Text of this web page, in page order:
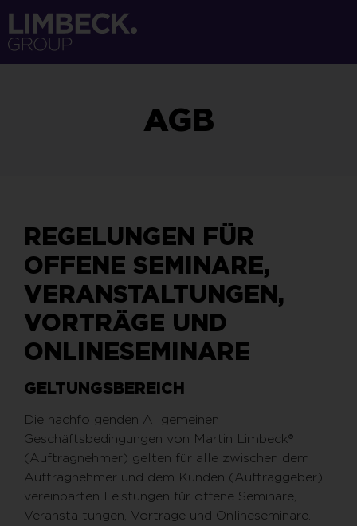
AGB
REGELUNGEN FÜR
OFFENE SEMINARE,
VERANSTALTUNGEN,
VORTRÄGE UND
ONLINESEMINARE
GELTUNGSBEREICH
Die nachfolgenden Allgemeinen
Geschäftsbedingungen von Martin Limbeck®
(Auftragnehmer) gelten für alle zwischen dem
Auftragnehmer und dem Kunden (Auftraggeber)
vereinbarten Leistungen für offene Seminare,
Veranstaltungen, Vorträge und Onlineseminare.